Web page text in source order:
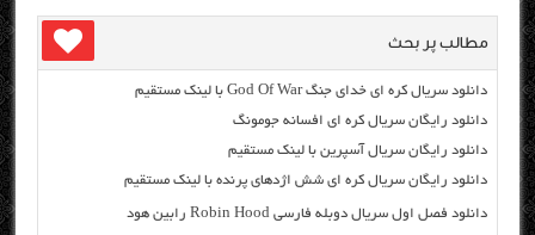
مطالب پر بحث
دانلود سریال کره ای خدای جنگ God Of War با لینک مستقیم
دانلود رایگان سریال کره ای افسانه جومونگ
دانلود رایگان سریال آسپرین با لینک مستقیم
دانلود رایگان سریال کره ای شش اژدهای پرنده با لینک مستقیم
دانلود فصل اول سریال دوبله فارسی Robin Hood رابین هود